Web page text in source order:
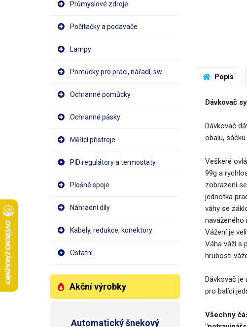
Průmyslové zdroje
Počítačky a podavače
Lampy
Pomůcky pro práci, nářadí, sw
Ochranné pomůcky
Ochranné pásky
Měřící přístroje
PID regulátory a termostaty
Plošné spoje
Náhradní díly
Kabely, redukce, konektory
Ostatní
Akční výrobky
Automatický šnekový
Popis
Dávkovač
Dávkovač
obalu,
Veškeré
99g a
zobrazení
jednotka
váhy se
naváženého
Vážení je
Váha váží s
hrubosti
​Dávkovač je
pro balící
Všechny